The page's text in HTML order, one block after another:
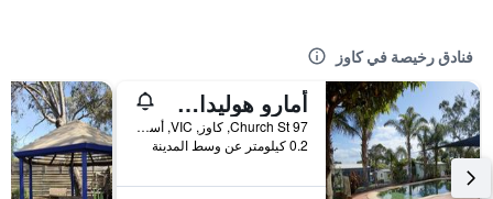
فنادق رخيصة في كاوز
أمارو هوليداي بارك
97 Church St, كاوز, VIC, أستراليا
0.2 كيلومتر عن وسط المدينة